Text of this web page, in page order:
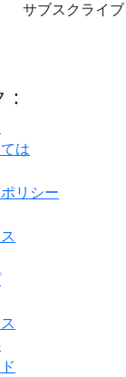
サブスクライブ
:
は
リシー